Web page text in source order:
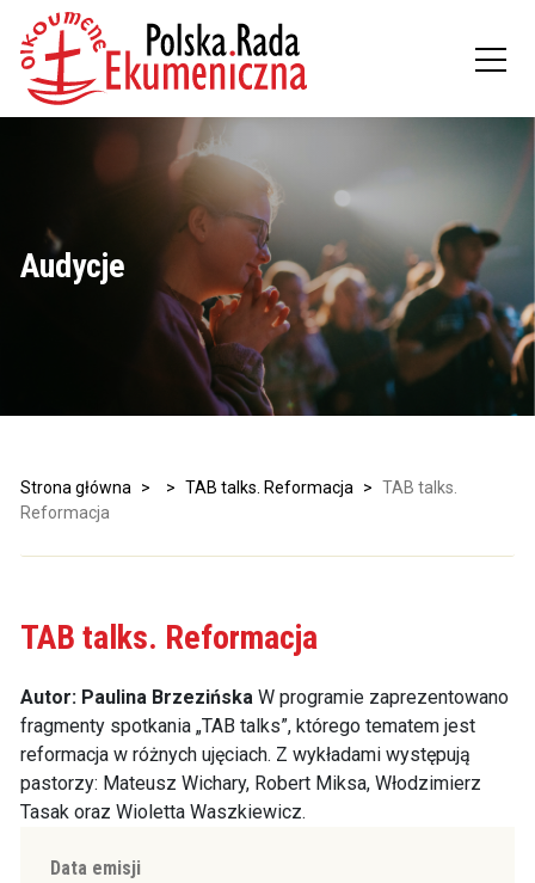
Audycje
Strona główna > > TAB talks. Reformacja > TAB talks.
Reformacja
TAB talks. Reformacja
Autor: Paulina BrzezińskaW programie zaprezentowano
fragmenty spotkania „TAB talks”, którego tematem jest
reformacja w różnych ujęciach. Z wykładami występują
pastorzy: Mateusz Wichary, Robert Miksa, Włodzimierz
Tasak oraz Wioletta Waszkiewicz.
Data emisji